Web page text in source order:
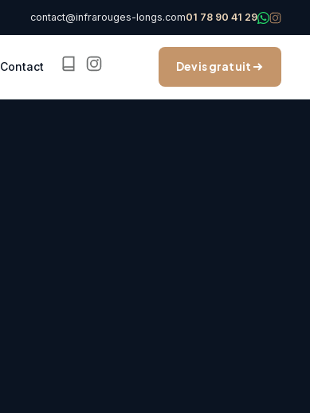
contact@infrarouges-longs.com01 78 90 41 29
Contact Devis gratuit